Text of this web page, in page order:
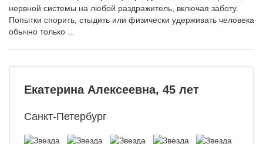
нервной системы на любой раздражитель, включая заботу.
Попытки спорить, стыдить или физически удерживать человека
обычно только ...
Екатерина Алексеевна, 45 лет
Санкт-Петербург